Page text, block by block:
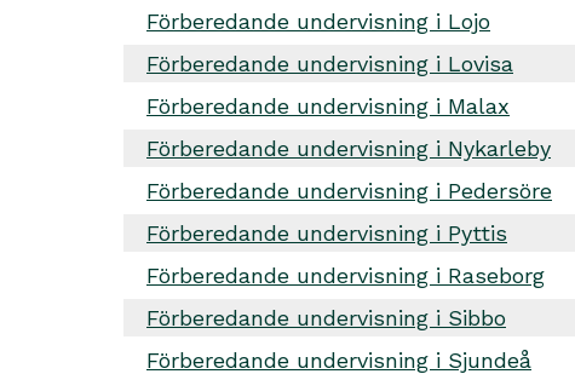
Förberedande undervisning i Lojo
Förberedande undervisning i Lovisa
Förberedande undervisning i Malax
Förberedande undervisning i Nykarleby
Förberedande undervisning i Pedersöre
Förberedande undervisning i Pyttis
Förberedande undervisning i Raseborg
Förberedande undervisning i Sibbo
Förberedande undervisning i Sjundeå